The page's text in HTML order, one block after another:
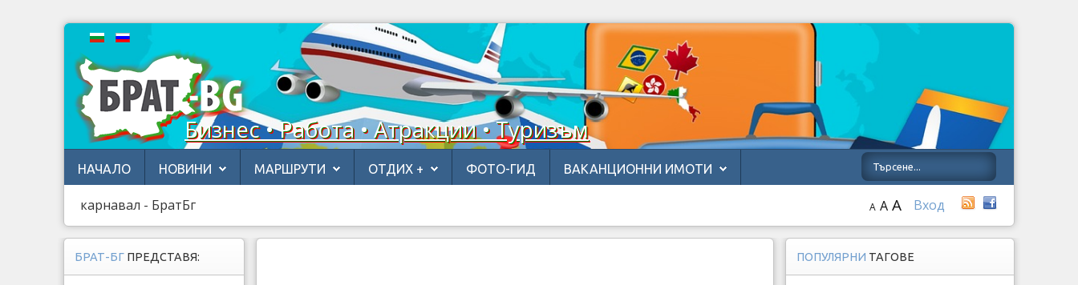
Бизнес • Работа • Атракции • Туризъм
НАЧАЛО НОВИНИ МАРШРУТИ ОТДИХ + ФОТО-ГИД ВАКАНЦИОННИ ИМОТИ
карнавал - БратБг Вход
A A A
БРАТ-БГ ПРЕДСТАВЯ: ПОПУЛЯРНИ ТАГОВЕ